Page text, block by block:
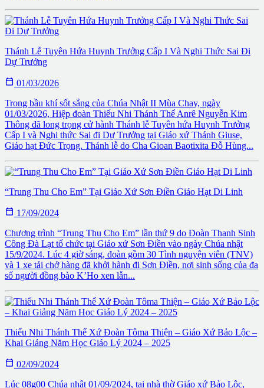
Thánh Lễ Tuyên Hứa Huynh Trưởng Cấp I Và Nghi Thức Sai Đi
Dự Trưởng
 01/03/2026
Trong bầu khí sốt sắng của Chúa Nhật II Mùa Chay, ngày
01/03/2026, Hiệp đoàn Thiếu Nhi Thánh Thể Anrê Nguyễn Kim
Thông đã long trọng cử hành Thánh lễ Tuyên hứa Huynh Trưởng
Cấp I và Nghi thức Sai đi Dự Trưởng tại Giáo xứ Thánh Giuse,
Giáo hạt Đức Trọng. Thánh lễ do Cha Gioan Baotixita Đỗ Hùng...
“Trung Thu Cho Em” Tại Giáo Xứ Sơn Điền Giáo Hạt Di Linh
 17/09/2024
Chương trình “Trung Thu Cho Em” lần thứ 9 do Đoàn Thanh Sinh
Công Đà Lạt tổ chức tại Giáo xứ Sơn Điền vào ngày Chúa nhật
15/9/2024. Lúc 4 giờ sáng, đoàn gồm 30 Tình nguyện viên (TNV)
và 1 xe tải chở hàng đã khởi hành đi Sơn Điền, nơi sinh sống của đa
số người đồng bào K’Ho xen lẫn...
Thiếu Nhi Thánh Thể Xứ Đoàn Tôma Thiện – Giáo Xứ Bảo Lộc –
Khai Giảng Năm Học Giáo Lý 2024 – 2025
 02/09/2024
Lúc 08g00 Chúa nhật 01/09/2024, tại nhà thờ Giáo xứ Bảo Lộc,